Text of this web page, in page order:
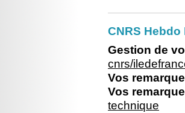
CNRS
Gestion de
cnrs/
Vos
Vos
technique